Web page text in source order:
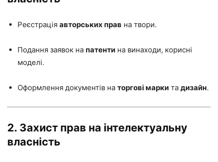
Реєстрація авторських прав на твори.
Подання заявок на патенти на винаходи, корисні
моделі.
Оформлення документів на торгові марки та дизайн.
2. Захист прав на інтелектуальну
власність